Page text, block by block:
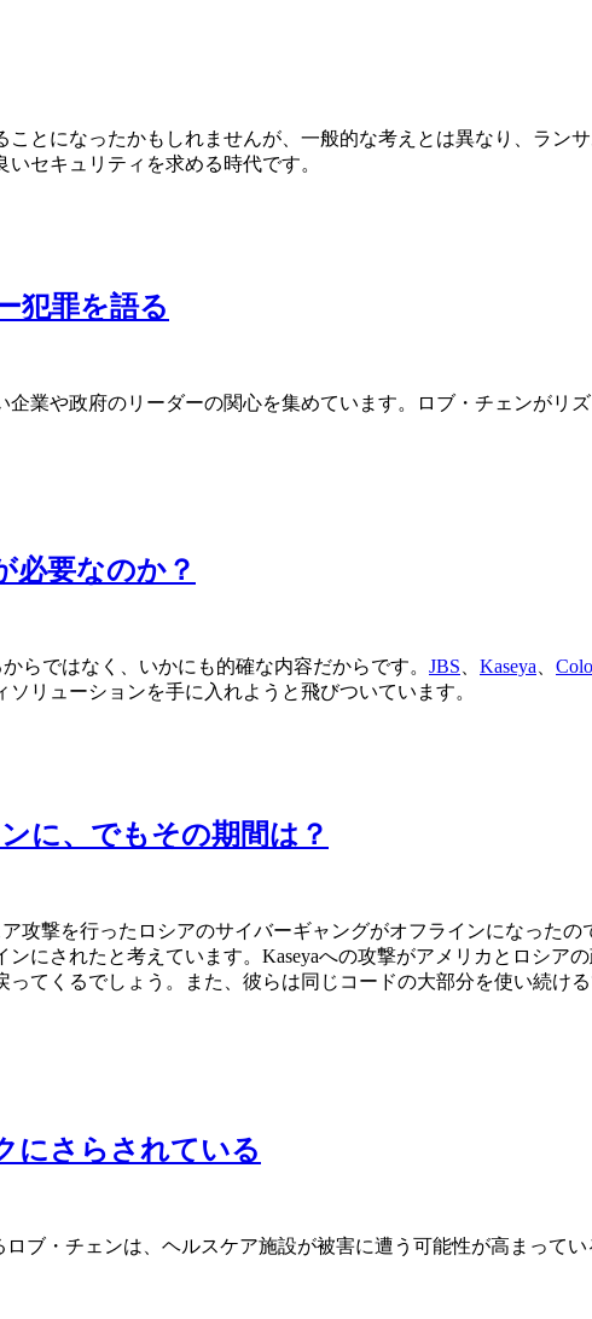
とになったかもしれませんが、一般的な考えとは異なり、ラン
セキュリティを求める時代です。
犯罪を語る
業や政府のリーダーの関心を集めています。ロブ・チェンがリ
必要なのか？
らではなく、いかにも的確な内容だからです。 JBS Kaseya
リューションを手に入れようと飛びついています。
に、でもその期間は？
攻撃を行ったロシアのサイバーギャングがオフラインになった
にされたと考えています。Kaseyaへの攻撃がアメリカとロシア
てくるでしょう。また、彼らは同じコードの大部分を使い続け
にさらされている
ブ・チェンは、ヘルスケア施設が被害に遭う可能性が高まって